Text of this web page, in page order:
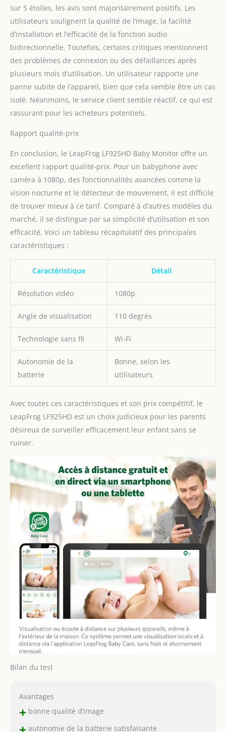
pleurs. Tout cela peut
être réglé et surveillé en
permanence par
l'intermédiaire de la
visionneuse parentale.
sur 5 étoiles, les avis sont majoritairement positifs. Les
utilisateurs soulignent la qualité de l’image, la facilité
d’installation et l’efficacité de la fonction audio
bidirectionnelle. Toutefois, certains critiques mentionnent
des problèmes de connexion ou des défaillances après
plusieurs mois d’utilisation. Un utilisateur rapporte une
panne subite de l’appareil, bien que cela semble être un cas
isolé. Néanmoins, le service client semble réactif, ce qui est
rassurant pour les acheteurs potentiels.
Rapport qualité-prix
En conclusion, le LeapFrog LF925HD Baby Monitor offre un
excellent rapport qualité-prix. Pour un babyphone avec
caméra à 1080p, des fonctionnalités avancées comme la
vision nocturne et le détecteur de mouvement, il est difficile
de trouver mieux à ce tarif. Comparé à d’autres modèles du
marché, il se distingue par sa simplicité d’utilisation et son
efficacité. Voici un tableau récapitulatif des principales
caractéristiques :
Caractéristique Détail
Résolution vidéo 1080p
Angle de visualisation 110 degrés
Technologie sans fil Wi-Fi
Autonomie de la
batterie
Bonne, selon les
utilisateurs
Avec toutes ces caractéristiques et son prix compétitif, le
LeapFrog LF925HD est un choix judicieux pour les parents
désireux de surveiller efficacement leur enfant sans se
ruiner.
Bilan du test
Avantages
+bonne qualité d’image
autonomie de la batterie satisfaisante